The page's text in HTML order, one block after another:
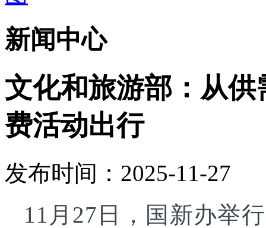
新闻中心
文化和旅游部：从
费活动出行
发布时间：2025-11-27
11月27日，国新办举